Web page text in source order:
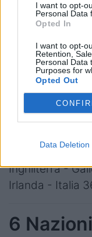
I want to opt-
Personal Data
Opted In
I want to opt-
Retention,
Personal Data
Purposes for
Opted Out
Data Deletion
6
Francia -
Italia -
Galles -
6
Scozia -
Inghilterra -
Irlanda - Italia
6